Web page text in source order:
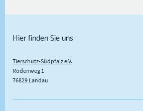
Hier finden Sie uns
Tierschutz-Südpfalz e.V.
Rodenweg 1
76829 Landau